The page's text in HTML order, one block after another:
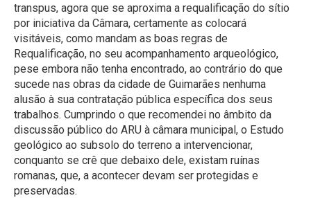
transpus, agora que se aproxima a requalificação do sítio
por iniciativa da Câmara, certamente as colocará
visitáveis, como mandam as boas regras de
Requalificação, no seu acompanhamento arqueológico,
pese embora não tenha encontrado, ao contrário do que
sucede nas obras da cidade de Guimarães nenhuma
alusão à sua contratação pública específica dos seus
trabalhos. Cumprindo o que recomendei no âmbito da
discussão público do ARU à câmara municipal, o Estudo
geológico ao subsolo do terreno a intervencionar,
conquanto se crê que debaixo dele, existam ruínas
romanas, que, a acontecer devam ser protegidas e
preservadas.